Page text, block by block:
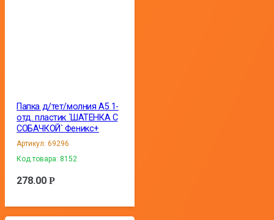
Папка д/тет/молния А5 1-
отд. пластик `ШАТЕНКА С
СОБАЧКОЙ` Феникс+
Артикул:69296
Код товара: 8152
278.00Р